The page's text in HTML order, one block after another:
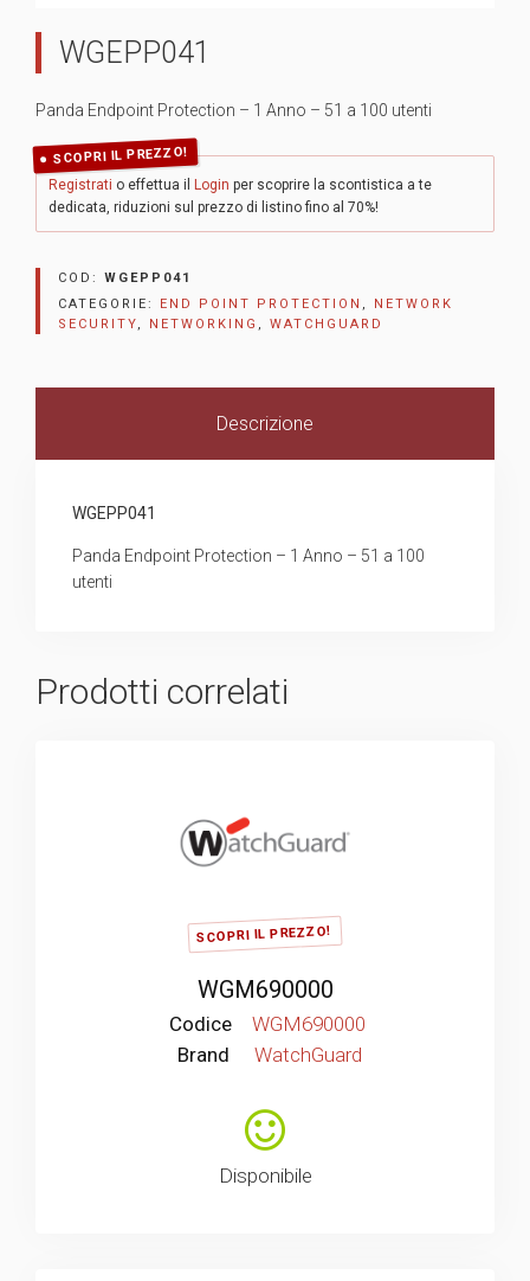
WGEPP041
Panda Endpoint Protection – 1 Anno – 51 a 100 utenti
SCOPRI IL PREZZO!
Registrati o effettua il Login per scoprire la scontistica a te
dedicata, riduzioni sul prezzo di listino fino al 70%!
COD: WGEPP041
CATEGORIE: END POINT PROTECTION , NETWORK
SECURITY, NETWORKING , WATCHGUARD
Descrizione
WGEPP041
Panda Endpoint Protection – 1 Anno – 51 a 100
utenti
Prodotti correlati
SCOPRI IL PREZZO!
WGM690000
Codice
WGM690000
Brand
WatchGuard
Disponibile